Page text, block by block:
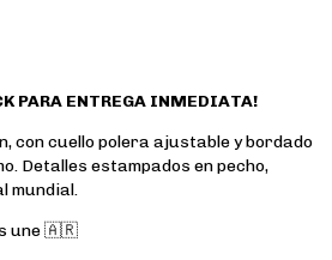
PARA ENTREGA INMEDIATA!
con cuello polera ajustable y bordado
Detalles estampados en pecho,
mundial.
une 🇦🇷